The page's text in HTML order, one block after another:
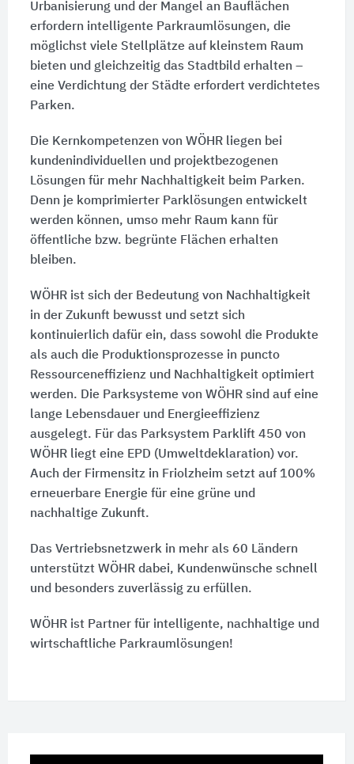
Urbanisierung und der Mangel an Bauflächen
erfordern intelligente Parkraumlösungen, die
möglichst viele Stellplätze auf kleinstem Raum
bieten und gleichzeitig das Stadtbild erhalten –
eine Verdichtung der Städte erfordert verdichtetes
Parken.
Die Kernkompetenzen von WÖHR liegen bei
kundenindividuellen und projektbezogenen
Lösungen für mehr Nachhaltigkeit beim Parken.
Denn je komprimierter Parklösungen entwickelt
werden können, umso mehr Raum kann für
öffentliche bzw. begrünte Flächen erhalten
bleiben.
WÖHR ist sich der Bedeutung von Nachhaltigkeit
in der Zukunft bewusst und setzt sich
kontinuierlich dafür ein, dass sowohl die Produkte
als auch die Produktionsprozesse in puncto
Ressourceneffizienz und Nachhaltigkeit optimiert
werden. Die Parksysteme von WÖHR sind auf eine
lange Lebensdauer und Energieeffizienz
ausgelegt. Für das Parksystem Parklift 450 von
WÖHR liegt eine EPD (Umweltdeklaration) vor.
Auch der Firmensitz in Friolzheim setzt auf 100%
erneuerbare Energie für eine grüne und
nachhaltige Zukunft.
Das Vertriebsnetzwerk in mehr als 60 Ländern
unterstützt WÖHR dabei, Kundenwünsche schnell
und besonders zuverlässig zu erfüllen.
WÖHR ist Partner für intelligente, nachhaltige und
wirtschaftliche Parkraumlösungen!